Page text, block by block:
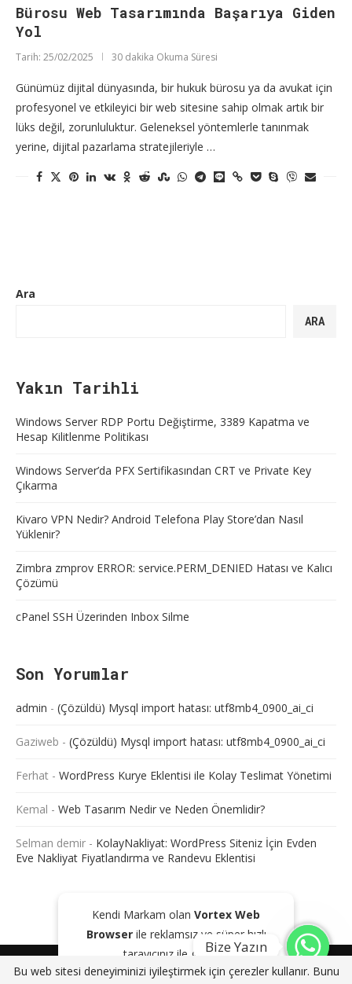
Kendi Markam olan Vortex Web
Browserile reklamsız ve süper hızlı
tarayıcınız ile gezinin!
Bürosu Web Tasarımında Başarıya Giden
Yol
Tarih: 25/02/2025 30 dakika Okuma Süresi
Günümüz dijital dünyasında, bir hukuk bürosu ya da avukat için
profesyonel ve etkileyici bir web sitesine sahip olmak artık bir
lüks değil, zorunluluktur. Geleneksel yöntemlerle tanınmak
yerine, dijital pazarlama stratejileriyle …
Ara
ARA
Yakın Tarihli
Windows Server RDP Portu Değiştirme, 3389 Kapatma ve
Hesap Kilitlenme Politikası
Windows Server’da PFX Sertifikasından CRT ve Private Key
Çıkarma
Kivaro VPN Nedir? Android Telefona Play Store’dan Nasıl
Yüklenir?
Zimbra zmprov ERROR: service.PERM_DENIED Hatası ve Kalıcı
Çözümü
cPanel SSH Üzerinden Inbox Silme
Son Yorumlar
admin - (Çözüldü) Mysql import hatası: utf8mb4_0900_ai_ci
Gaziweb - (Çözüldü) Mysql import hatası: utf8mb4_0900_ai_ci
Ferhat - WordPress Kurye Eklentisi ile Kolay Teslimat Yönetimi
Kemal - Web Tasarım Nedir ve Neden Önemlidir?
Selman demir - KolayNakliyat: WordPress Siteniz İçin Evden
Eve Nakliyat Fiyatlandırma ve Randevu Eklentisi
Bu web sitesi deneyiminizi iyileştirmek için çerezler kullanır. Bunu
@2024 - Tüm Haklarım Saklıdır. Sitede bulunan içeriklerin bir kısmı veya
tamamı kaynak gösterilse dahi kopyalanması, çoğaltılması ve
Bize Yazın